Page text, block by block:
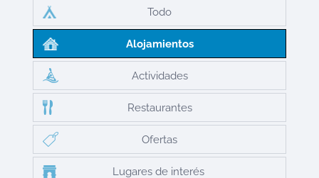
Todo
Alojamientos
Actividades
Restaurantes
Ofertas
Lugares de interés